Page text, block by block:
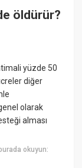
öldürür?
yüzde 50
diğer
olarak
alması
okuyun: